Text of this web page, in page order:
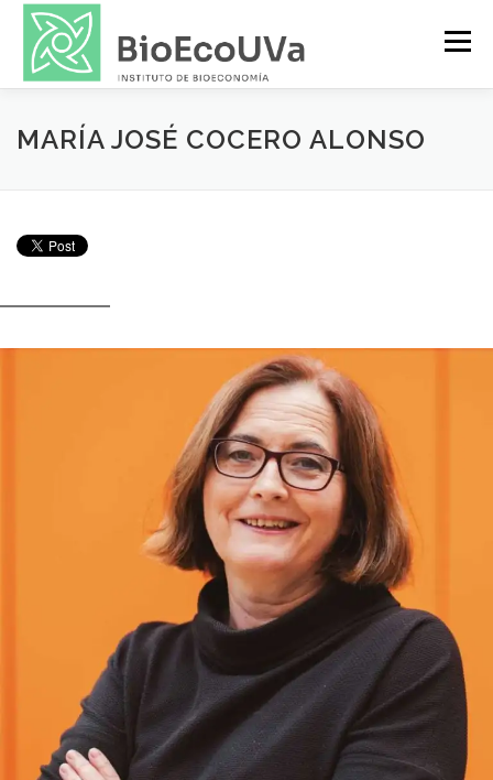
Saltar
contenido
Menú
INVESTIGACIÓN PUBLICACIONES
MARÍA JOSÉ COCERO ALONSO